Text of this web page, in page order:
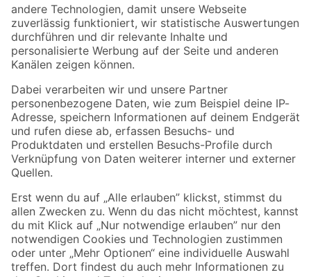
Zur Newsletter Anmeldung
Folge uns
Zahlungsarten Versandarten
Sicher einkaufen
Jetzt die toom-App herunterladen